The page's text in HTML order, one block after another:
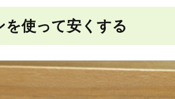
を使って安くする